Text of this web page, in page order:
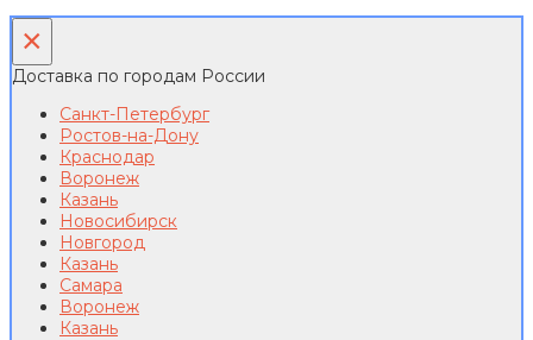
×
Доставка по городам России
Санкт-Петербург
Ростов-на-Дону
Краснодар
Воронеж
Казань
Новосибирск
Новгород
Казань
Самара
Воронеж
Казань